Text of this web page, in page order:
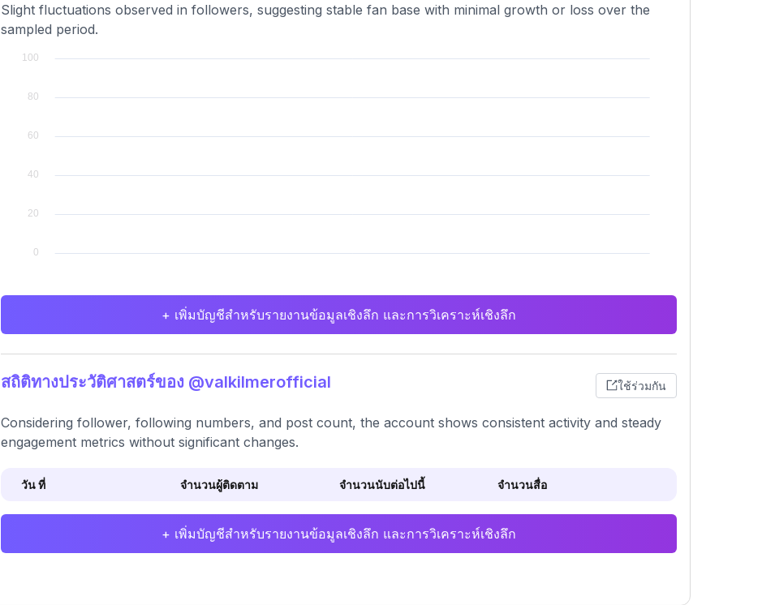
Slight fluctuations observed in followers, suggesting stable fan base with minimal growth or loss over the
sampled period.
+ เพิ่มบัญชีสำหรับรายงานข้อมูลเชิงลึก และการวิเคราะห์เชิงลึก
สถิติทางประวัติศาสตร์ของ @valkilmerofficial ใช้ร่วมกัน
Considering follower, following numbers, and post count, the account shows consistent activity and steady
engagement metrics without significant changes.
วัน ที่ จำนวนผู้ติดตาม จำนวนนับต่อไปนี้ จำนวนสื่อ
+ เพิ่มบัญชีสำหรับรายงานข้อมูลเชิงลึก และการวิเคราะห์เชิงลึก